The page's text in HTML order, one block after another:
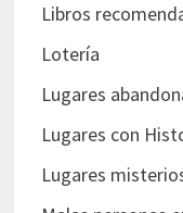
Libros
Lotería
Lugares
Lugares con
Lugares